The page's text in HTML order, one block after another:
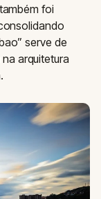
foi
serve de
arquitetura